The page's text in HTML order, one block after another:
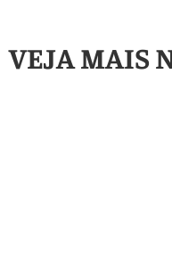
VEJA MAIS